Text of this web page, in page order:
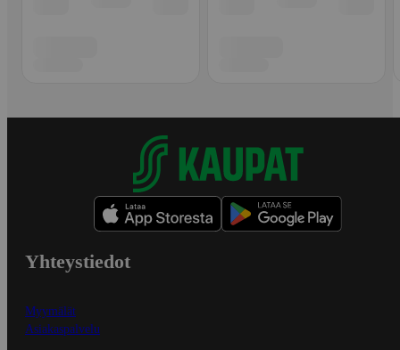
Yhteystiedot
Myymälät
Asiakaspalvelu